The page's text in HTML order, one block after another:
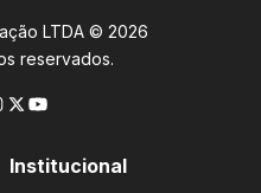
LTDA © 2026
reservados.
Institucional